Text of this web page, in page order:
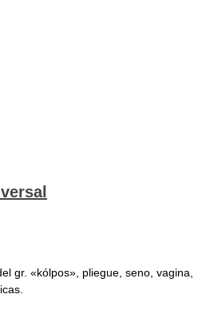
gr. «kólpos», pliegue, seno, vagina,